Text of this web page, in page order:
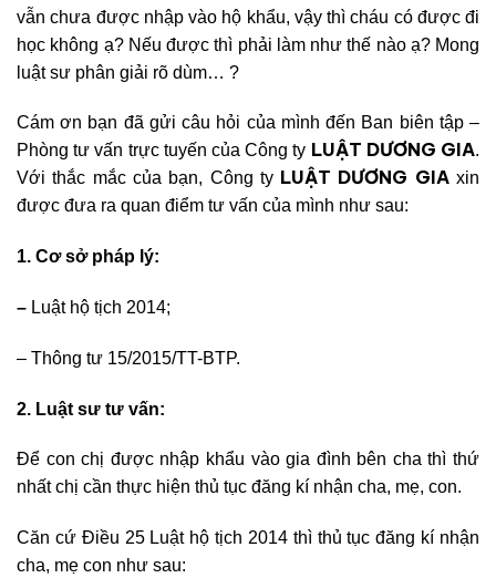
vẫn chưa được nhập vào hộ khẩu, vậy thì cháu có được đi
học không ạ? Nếu được thì phải làm như thế nào ạ? Mong
luật sư phân giải rõ dùm… ?
Cám ơn bạn đã gửi câu hỏi của mình đến Ban biên tập –
Phòng tư vấn trực tuyến của Công ty LUẬT DƯƠNG GIA.
Với thắc mắc của bạn, Công ty LUẬT DƯƠNG GIAxin
được đưa ra quan điểm tư vấn của mình như sau:
1. Cơ sở pháp lý:
– Luật hộ tịch 2014;
– Thông tư 15/2015/TT-BTP.
2. Luật sư tư vấn:
Để con chị được nhập khẩu vào gia đình bên cha thì thứ
nhất chị cần thực hiện thủ tục đăng kí nhận cha, mẹ, con.
Căn cứ Điều 25 Luật hộ tịch 2014 thì thủ tục đăng kí nhận
cha, mẹ con như sau: